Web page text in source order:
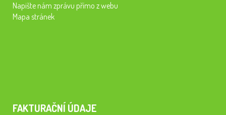
Napište nám zprávu přímo z webu
Mapa stránek
FAKTURAČNÍ ÚDAJE